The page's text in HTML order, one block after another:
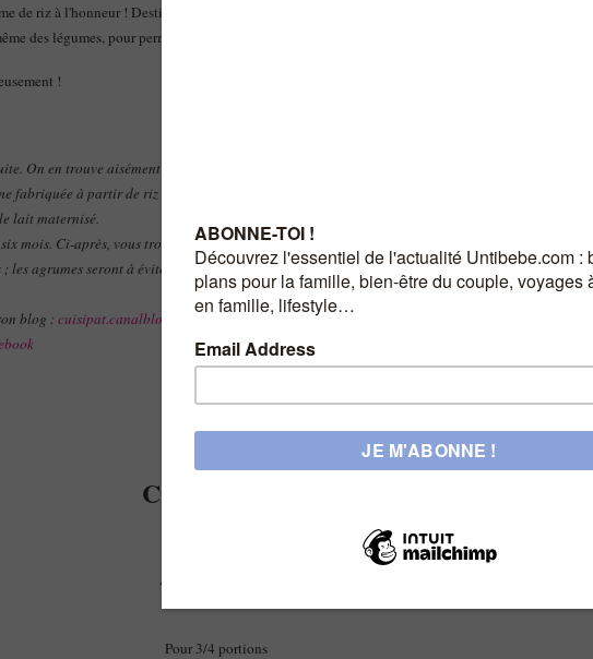
de riz à l'honneur ! Destinée aux plus petits de nos fins gourmets, elle peut être accomodée en
des légumes, pour permettre au petit gastronome de goûter à tous les goûts !
!
On en trouve aisément à partir de riz complet en magasin de diététique : idéale car vraiment
à partir de riz blanc. Très pratique et digeste, elle permet de cuisiner des crèmes
lait maternisé.
mois. Ci-après, vous trouverez une suggestion de recette salée à base de betterave rouge, puis de
les agrumes seront à éviter à 6 mois à cause des risques d'allergie.
blog : cuisipat.canalblog.com
*
Crème de riz
A partir de 6 mois
*
Pour 3/4 portions